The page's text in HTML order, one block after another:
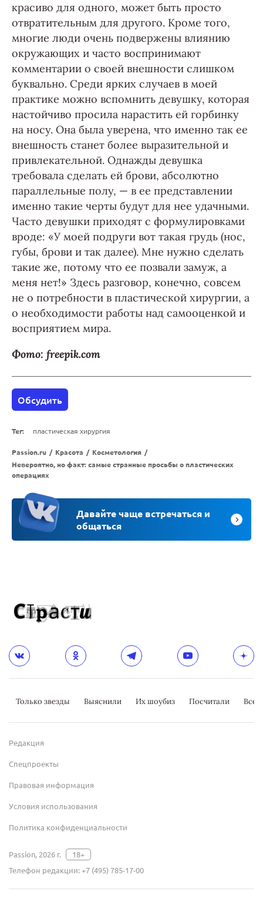
красиво для одного, может быть просто
отвратительным для другого. Кроме того,
многие люди очень подвержены влиянию
окружающих и часто воспринимают
комментарии о своей внешности слишком
буквально. Среди ярких случаев в моей
практике можно вспомнить девушку, которая
настойчиво просила нарастить ей горбинку
на носу. Она была уверена, что именно так ее
внешность станет более выразительной и
привлекательной. Однажды девушка
требовала сделать ей брови, абсолютно
параллельные полу, — в ее представлении
именно такие черты будут для нее удачными.
Часто девушки приходят с формулировками
вроде: «У моей подруги вот такая грудь (нос,
губы, брови и так далее). Мне нужно сделать
такие же, потому что ее позвали замуж, а
меня нет!» Здесь разговор, конечно, совсем
не о потребности в пластической хирургии, а
о необходимости работы над самооценкой и
восприятием мира.
Фото: freepik.com
Обсудить
Тег: пластическая хирургия
Passion.ru / Красота / Косметология /
Невероятно, но факт: самые странные просьбы о пластических
операциях
Давайте чаще встречаться и
общаться
Только звезды Выяснили Их шоубиз Посчитали
Редакция
Спецпроекты
Правовая информация
Условия использования
Политика конфиденциальности
Passion, 2026 г.
18+
Телефон редакции:+7 (495) 785-17-00